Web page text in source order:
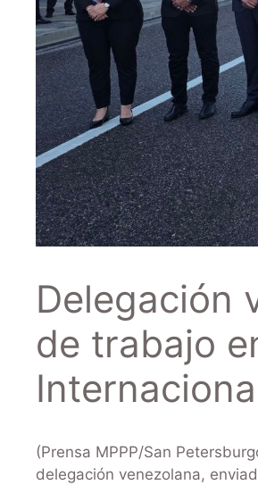
Delegación
de trabajo
(Prensa MPPP/San
delegación venezolana,